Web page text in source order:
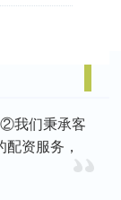
我们秉承客
资服务，